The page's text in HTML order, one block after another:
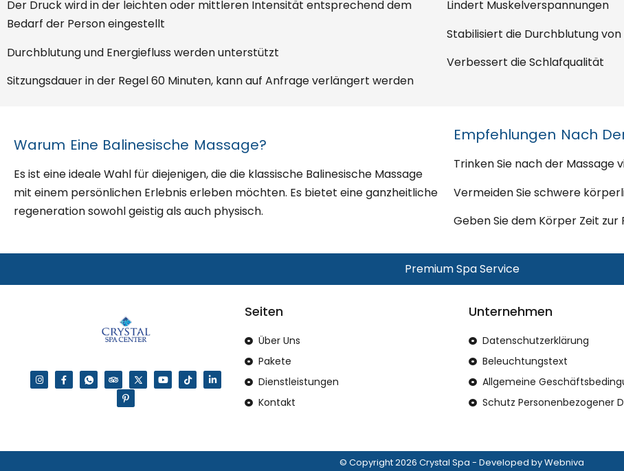
Der Druck wird in der leichten oder mittleren Intensität entsprechend dem
Bedarf der Person eingestellt
Durchblutung und Energiefluss werden unterstützt
Sitzungsdauer in der Regel 60 Minuten, kann auf Anfrage verlängert werden
Lindert Muskelverspannungen
Stabilisiert die Durchblutung von
Verbessert die Schlafqualität
Warum Eine Balinesische Massage?
Es ist eine ideale Wahl für diejenigen, die die klassische Balinesische Massage
mit einem persönlichen Erlebnis erleben möchten. Es bietet eine ganzheitliche
regeneration sowohl geistig als auch physisch.
Empfehlungen Nach
Trinken Sie nach der Massage
Vermeiden Sie schwere
Geben Sie dem Körper Zeit zur
Premium Spa Service
Seiten
Über Uns
Pakete
Dienstleistungen
Kontakt
Unternehmen
Datenschutzerklärung
Beleuchtungstext
Allgemeine
Schutz Personenbezogener
© Copyright 2026 Crystal Spa - Developed by Webniva